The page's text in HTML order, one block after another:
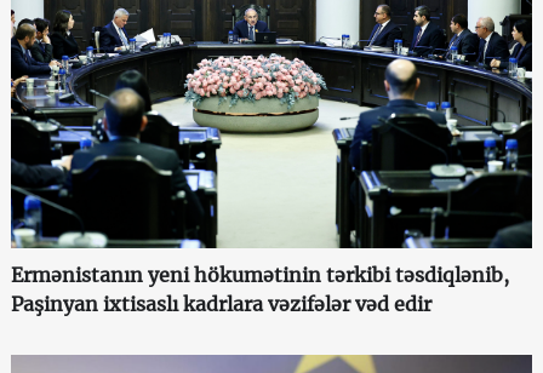
Ermənistanın yeni hökumətinin tərkibi təsdiqlənib,
Paşinyan ixtisaslı kadrlara vəzifələr vəd edir